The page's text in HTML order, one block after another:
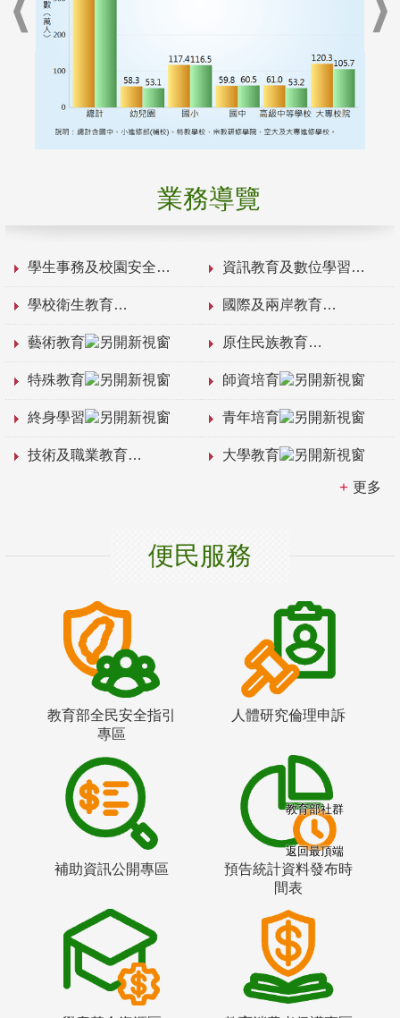
業務導覽
學生事務及校園安全 資訊教育及數位學習
學校衛生教育 國際及兩岸教育
藝術教育 原住民族教育
特殊教育 師資培育
終身學習 青年培育
技術及職業教育 大學教育
更多
便民服務
教育部全民安全指引
專區
人體研究倫理申訴
補助資訊公開專區
預告統計資料發布時
間表
教育部社群
返回最頂端